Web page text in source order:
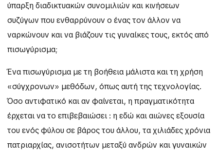
ύπαρξη διαδικτυακών συνομιλιών και κινήσεων
συζύγων που ενθαρρύνουν ο ένας τον άλλον να
ναρκώνουν και να βιάζουν τις γυναίκες τους, εκτός από
πισωγύρισμα;
Ένα πισωγύρισμα με τη βοήθεια μάλιστα και τη χρήση
«σύγχρονων» μεθόδων, όπως αυτή της τεχνολογίας.
Όσο αντιφατικό και αν φαίνεται, η πραγματικότητα
έρχεται να το επιβεβαιώσει : η εδώ και αιώνες εξουσία
του ενός φύλου σε βάρος του άλλου, τα χιλιάδες χρόνια
πατριαρχίας, ανισοτήτων μεταξύ ανδρών και γυναικών